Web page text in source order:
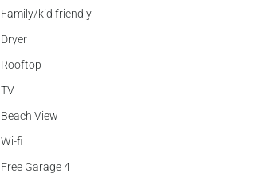
Family/kid friendly
Dryer
Rooftop
TV
Beach View
Wi-fi
Free Garage 4